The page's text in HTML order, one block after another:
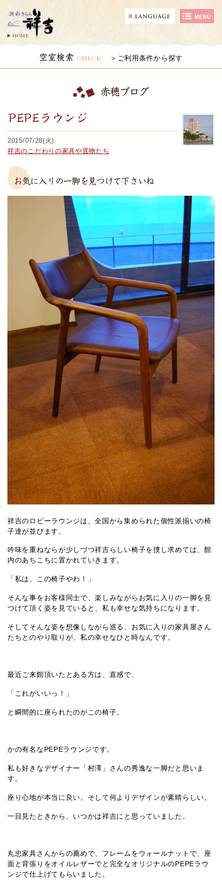
HOME
空室検索 CHECK ご利用条件から探す
赤穂ブログ
PEPEラウンジ
2015/07/28(火)
祥吉のこだわりの家具や置物たち
お気に入りの一脚を見つけて下さいね
祥吉のロビーラウンジは、全国から集められた個性派揃いの椅
子達が並びます。
吟味を重ねならが少しづつ祥吉らしい椅子を捜し求めては、館
内のあちこちに置かれていきます。
「私は、この椅子やわ！」
そんな事をお客様同士で、楽しみながらお気に入りの一脚を見
つけて頂く姿を見ていると、私も幸せな気持ちになります。
そしてそんな姿を想像しながら巡る、お気に入りの家具屋さん
たちとのやり取りが、私の幸せなひと時なんです。
最近ご来館頂いたとある方は、直感で、
「これがいいっ！」
と瞬間的に座られたのがこの椅子。
かの有名なPEPEラウンジです。
私も好きなデザイナー「村澤」さんの秀逸な一脚だと思いま
す。
座り心地が本当に良い。そして何よりデザインが素晴らしい。
一目見たときから、いつかは祥吉にと思っていました。
丸忠家具さんからの薦めで、フレームをウォールナットで、座
面と背張りをオイルレザーでと完全なオリジナルのPEPEラウ
ンジで仕上げてもらいました。